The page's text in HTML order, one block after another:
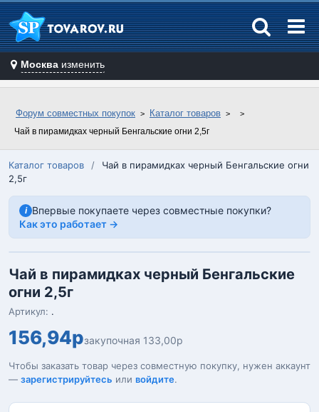
Москва изменить
Форум совместных покупок Каталог товаров
Чай в пирамидках черный Бенгальские огни 2,5г
Каталог товаров /
Чай в пирамидках черный Бенгальские огни
2,5г
i Впервые покупаете через совместные покупки?
Как это работает →
Чай в пирамидках черный Бенгальские
огни 2,5г
Артикул: .
156,94рзакупочная 133,00р
Чтобы заказать товар через совместную покупку, нужен аккаунт
— зарегистрируйтесь или войдите.